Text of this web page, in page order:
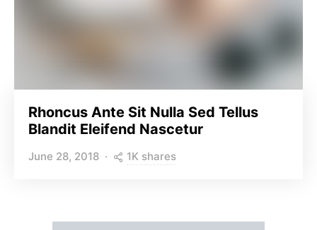
Rhoncus Ante Sit Nulla Sed Tellus
Blandit Eleifend Nascetur
June 28, 2018 1K shares